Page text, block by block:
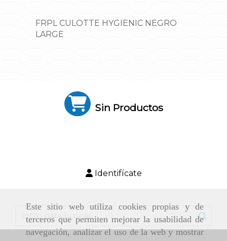
Este sitio web utiliza cookies propias y de
terceros que permiten mejorar la usabilidad de
navegación, analizar el uso de la web y mostrar
FRPL CULOTTE HYGIENIC NEGRO
LARGE
Sin Productos
Identifícate